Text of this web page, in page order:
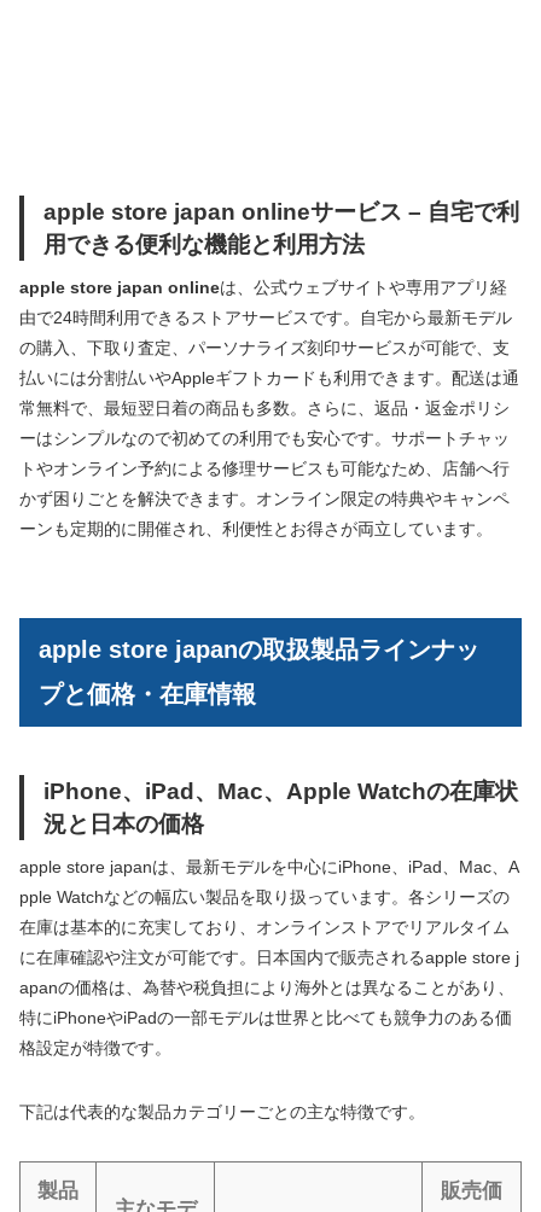
apple store japan onlineサービス – 自宅で利
用できる便利な機能と利用方法
apple store japan onlineは、公式ウェブサイトや専用アプリ経
由で24時間利用できるストアサービスです。自宅から最新モデル
の購入、下取り査定、パーソナライズ刻印サービスが可能で、支
払いには分割払いやAppleギフトカードも利用できます。配送は通
常無料で、最短翌日着の商品も多数。さらに、返品・返金ポリシ
ーはシンプルなので初めての利用でも安心です。サポートチャッ
トやオンライン予約による修理サービスも可能なため、店舗へ行
かず困りごとを解決できます。オンライン限定の特典やキャンペ
ーンも定期的に開催され、利便性とお得さが両立しています。
apple store japanの取扱製品ラインナッ
プと価格・在庫情報
iPhone、iPad、Mac、Apple Watchの在庫状
況と日本の価格
apple store japanは、最新モデルを中心にiPhone、iPad、Mac、A
pple Watchなどの幅広い製品を取り扱っています。各シリーズの
在庫は基本的に充実しており、オンラインストアでリアルタイム
に在庫確認や注文が可能です。日本国内で販売されるapple store j
apanの価格は、為替や税負担により海外とは異なることがあり、
特にiPhoneやiPadの一部モデルは世界と比べても競争力のある価
格設定が特徴です。
下記は代表的な製品カテゴリーごとの主な特徴です。
製品 販売価